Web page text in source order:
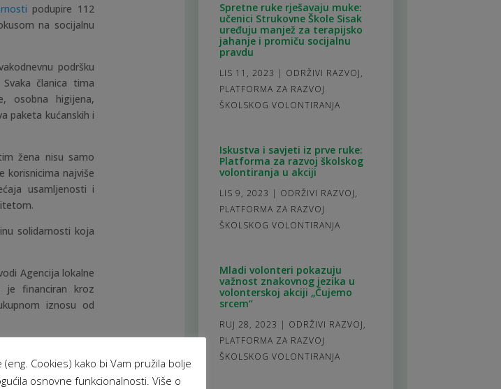
podupire 112
na socijalnu
podršku
članica tima
osobna higijena,
paketa kućanskih i
žena nisu samo
korisnicima najviše
usamljenosti i
solidarnosti koja
Agencija lokalne
je financiran kroz
iznosu od
Spretne ruke rješavaju muke:
učenici Strukovne Škole Sisak
uređuju manjež za terapijsko
jahanje i promiču socijalnu
pravdu
LIS 11, 2023 | ODRŽIVI RAZVOJ,
PLATFORMA ZA RAZVOJ
ŠKOLSKOG VOLONTIRANJA
Iskustva i savjeti iz prve ruke:
Platforma za razvoj školskog
volontiranja u akciji
LIS 9, 2023 | ODRŽIVI RAZVOJ,
PLATFORMA ZA RAZVOJ
ŠKOLSKOG VOLONTIRANJA
Mladi volonteri pokazuju
važnost znakovnog jezika u
volonterskoj akciji „Čujemo
srcem“
RUJ 28, 2023 | ODRŽIVI RAZVOJ,
PLATFORMA ZA RAZVOJ
ŠKOLSKOG VOLONTIRANJA
Cookies) kako bi Vam pružila bolje
osnovne funkcionalnosti. Više o